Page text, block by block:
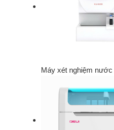
Máy xét nghiệm